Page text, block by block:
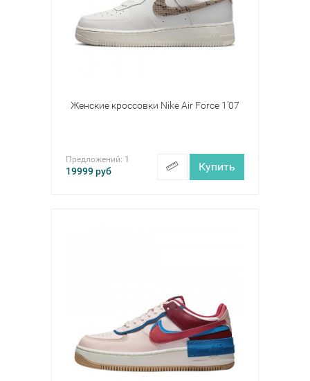
Женские кроссовки Nike Air Force 1'07
Предложений: 1
19999руб Купить